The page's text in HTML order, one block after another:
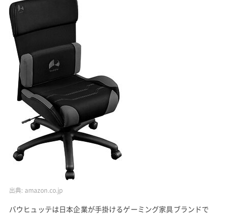
出典: amazon.co.jp
バウヒュッテは日本企業が手掛けるゲーミング家具ブランドで